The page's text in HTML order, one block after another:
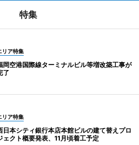
特集
リア特集
岡空港国際線ターミナルビル等増改築工事が
了
リア特集
日本シティ銀行本店本館ビルの建て替えプロ
ェクト概要発表、11月頃着工予定